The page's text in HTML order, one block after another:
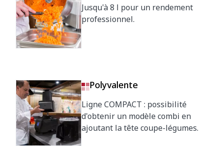
Jusqu'à 8 l pour un rendement
professionnel.
Polyvalente
Ligne COMPACT : possibilité
d'obtenir un modèle combi en
ajoutant la tête coupe-légumes.